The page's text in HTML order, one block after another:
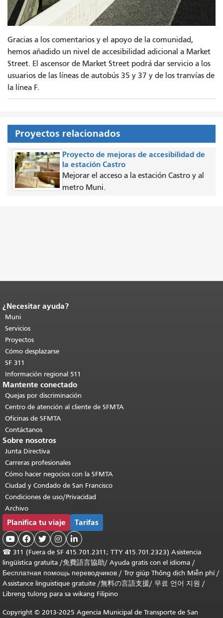
Gracias a los comentarios y el apoyo de la comunidad,
hemos añadido un nivel de accesibilidad adicional a Market
Street. El ascensor de Market Street podrá dar servicio a los
usuarios de las líneas de autobús 35 y 37 y de los tranvías de
la línea F.
Proyectos relacionados
Proyecto de mejoras de accesibilidad de
la estación Castro
Mejorar el acceso a la estación Castro y al
metro Muni.
Fin del contenido de la página.
de esta página se repite en todas las
páginas.Volver al principio del
contenido principal
¿Necesitar ayuda?
Muni
Servicios
Proyectos
Cómo desplazarse
SF 311
Información regional 511
Mantente conectado
Quejas por discriminación
Centro de atención al cliente de SFMTA
Oficinas de SFMTA
Contáctanos
Sobre nosotros
Junta Directiva
Carreras profesionales
Cómo hacer negocios con la SFMTA
Ciudad y Condado de San Francisco
Condiciones de uso/Privacidad
Archivo
Planifica tu viaje Tarifas
    
☎ 311 (Fuera de SF 415.701.2311; TTY 415.701.2323) Asistencia
lingüística gratuita /免費語言協助/ Ayuda gratis con el idioma /
Бесплатная помощь переводчиков / Trợ giúp Thông dịch Miễn phí/
Assistance linguistique gratuite /無料の言語支援/ 무료 언어 지원 /
Libreng tulong para sa wikang Filipino
Copyright © 2013-2025 Agencia Municipal de Transporte de San